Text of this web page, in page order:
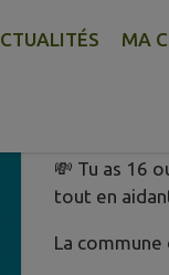
MA
Publié le
💸 Tu as 16
tout en
La